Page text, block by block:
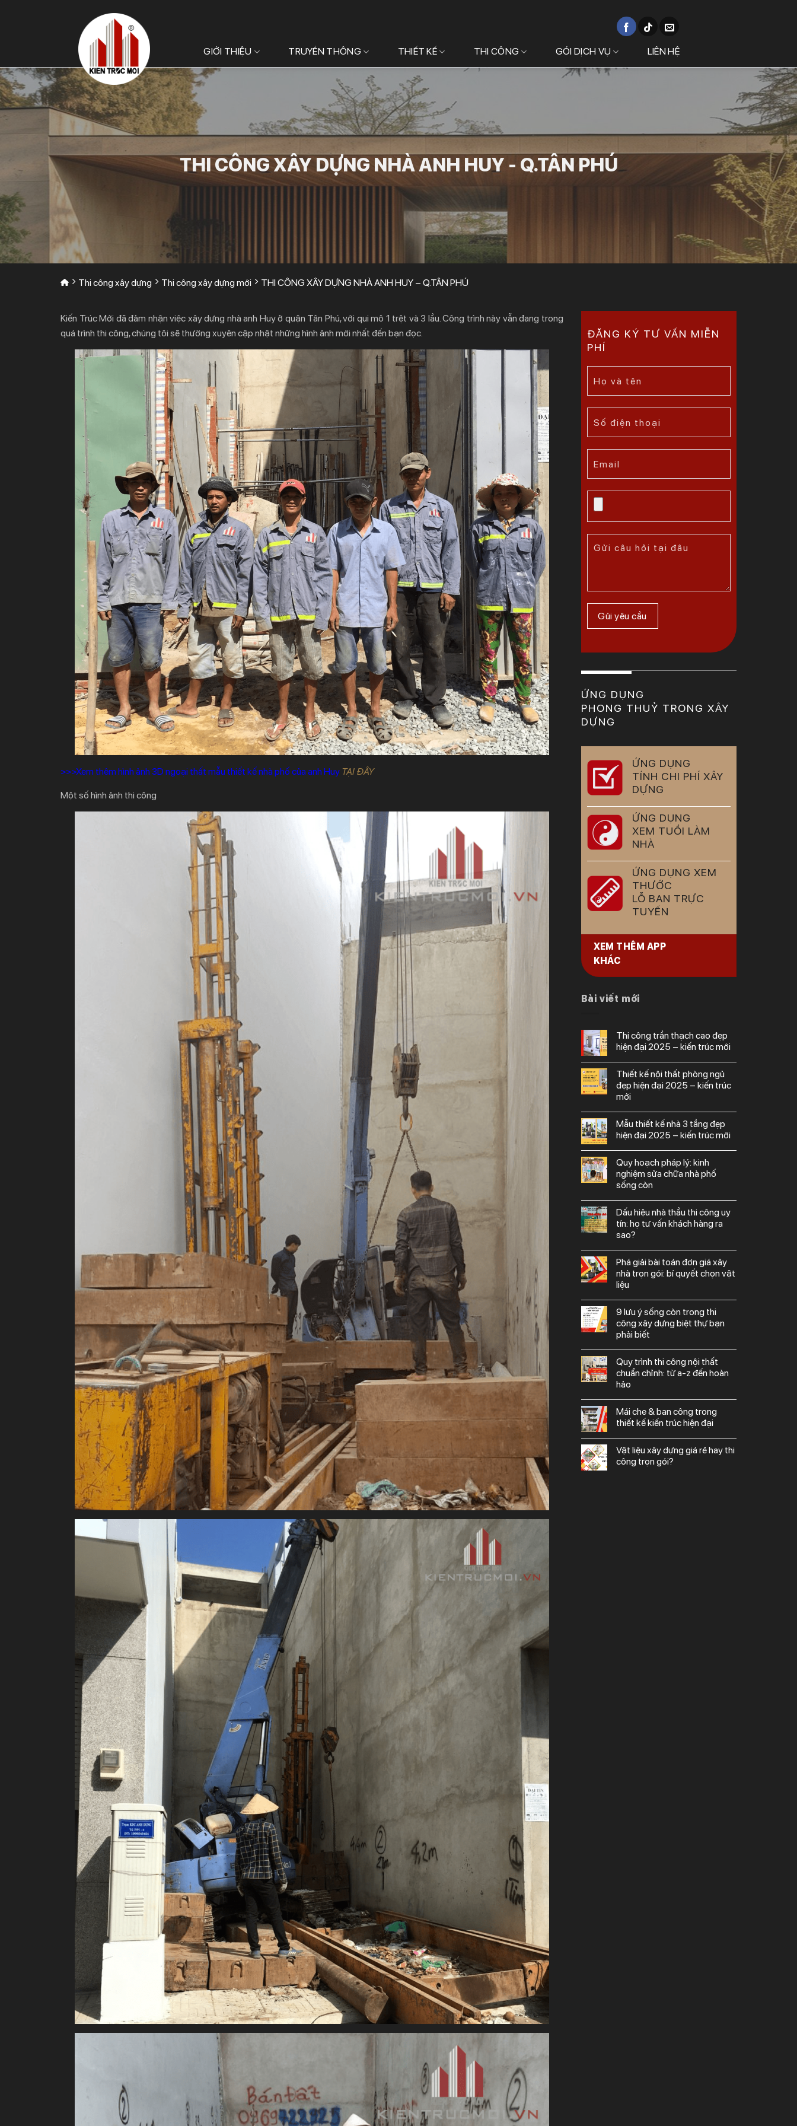
GIỚI THIỆU TRUYỀN THÔNG THIẾT KẾ THI CÔNG GÓI DỊCH VỤ LIÊN HỆ
THI CÔNG XÂY DỰNG NHÀ ANH HUY - Q.TÂN PHÚ
Thi công xây dựng Thi công xây dựng mới THI CÔNG XÂY DỰNG NHÀ ANH HUY – Q.TÂN PHÚ
Kiến Trúc Mới đã đảm nhận việc xây dựng nhà anh Huy ở quận Tân Phú, với qui mô 1 trệt và 3 lầu. Công trình này vẫn đang trong
quá trình thi công, chúng tôi sẽ thường xuyên cập nhật những hình ảnh mới nhất đến bạn đọc.
>>>Xem thêm hình ảnh 3D ngoại thất mẫu thiết kế nhà phố của anh Huy TẠI ĐÂY
Một số hình ảnh thi công
ĐĂNG KÝ TƯ VẤN MIỄN
PHÍ
ỨNG DỤNG
PHONG THUỶ TRONG XÂY
DỰNG
ỨNG DỤNG
TÍNH CHI PHÍ XÂY
DỰNG
ỨNG DỤNG
XEM TUỔI LÀM
NHÀ
ỨNG DỤNG XEM
THƯỚC
LỖ BAN TRỰC
TUYẾN
XEM THÊM APP
KHÁC
Bài viết mới
thi công trần thạch cao đẹp
hiện đại 2025 – kiến trúc mới
thiết kế nội thất phòng ngủ
đẹp hiện đại 2025 – kiến trúc
mới
mẫu thiết kế nhà 3 tầng đẹp
hiện đại 2025 – kiến trúc mới
quy hoạch pháp lý: kinh
nghiệm sửa chữa nhà phố
sống còn
dấu hiệu nhà thầu thi công uy
tín: họ tư vấn khách hàng ra
sao?
phá giải bài toán đơn giá xây
nhà trọn gói: bí quyết chọn vật
liệu
9 lưu ý sống còn trong thi
công xây dựng biệt thự bạn
phải biết
quy trình thi công nội thất
chuẩn chỉnh: từ a-z đến hoàn
hảo
mái che & ban công trong
thiết kế kiến trúc hiện đại
vật liệu xây dựng giá rẻ hay thi
công trọn gói?